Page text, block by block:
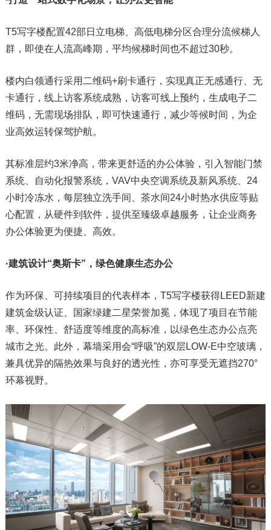
T5写字楼配置42部日立电梯、高低电梯分区合理分流候梯人
群，即使在人流高峰期，平均候梯时间也不超过30秒。
楼内白领通行采用二维码+刷卡通行，实现真正无感通行、无
卡通行，线上访客系统成熟，访客可线上预约，生成电子二
维码，无需现场排队，即可快速通行，减少等候时间，为企
业高效运转保驾护航。
其标准层约3米净高，带来更舒适的办公体验，引入智能门禁
系统、自动化报警系统，VAV中央空调系统及新风系统、24
小时冷冻水，每层独立洗手间、茶水间24小时热水供应等贴
心配置，从硬件到软件，提供至臻级卓越服务，让企业商务
办公体验更为便捷、高效。
·建筑设计“奥斯卡”，绿色健康生态办公
作为环保、可持续项目的代表样本，T5写字楼获得LEED新建
建筑金级认证、国家绿建二星荣誉加冕，体现了项目在节能
率、环保性、舒适度等维度的高标准，以绿色生态办公点亮
城市之光。此外，幕墙采用会“呼吸”的双层LOW-E中空玻璃，
兼具优异的隔热效果与良好的透光性，亦可享受无遮挡270°
环幕视野。